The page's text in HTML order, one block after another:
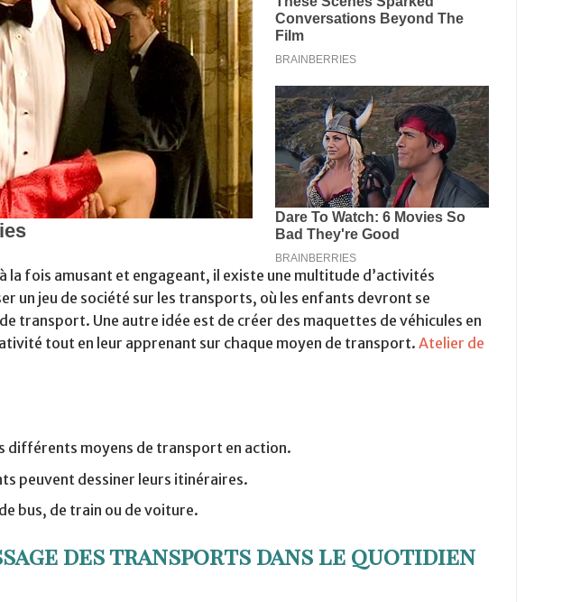
fois amusant et engageant, il existe une multitude d’activités
un jeu de société sur les transports, où les enfants devront se
transport. Une autre idée est de créer des maquettes de véhicules en
tout en leur apprenant sur chaque moyen de transport.Atelier de
différents moyens de transport en action.
peuvent dessiner leurs itinéraires.
bus, de train ou de voiture.
des transports dans le quotidien